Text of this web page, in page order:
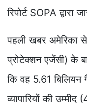
रिपोर्ट SOPA द्वारा
पहली खबर अमेरिका
प्रोटेक्शन एजेंसी) के
कि वह 5.61
व्यापारियों की